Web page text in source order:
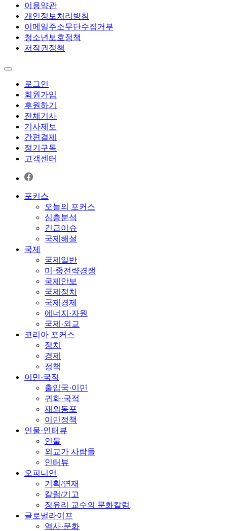
이용약관
개인정보처리방침
이메일주소무단수집거부
청소년보호정책
저작권정책
로그인
회원가입
후원하기
전체기사
기사제보
간편결제
정기구독
고객센터
포커스
오늘의 포커스
심층분석
긴급이슈
국제해설
국제
국제일반
미·중전략경쟁
국제안보
국제정치
국제경제
에너지·자원
국제·외교
코리아 포커스
정치
경제
정책
이민·국적
출입국·이민
귀화·국적
재외동포
이민정책
인물·인터뷰
인물
외교가 사람들
인터뷰
오피니언
기획/연재
칼럼/기고
장유리 교수의 문화칼럼
글로벌라이프
역사·문화